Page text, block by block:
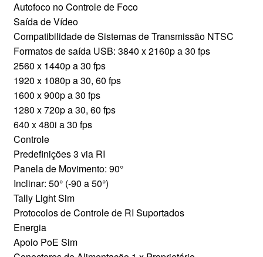
Autofoco no Controle de Foco
Saída de Vídeo
Compatibilidade de Sistemas de Transmissão NTSC
Formatos de saída USB: 3840 x 2160p a 30 fps
2560 x 1440p a 30 fps
1920 x 1080p a 30, 60 fps
1600 x 900p a 30 fps
1280 x 720p a 30, 60 fps
640 x 480i a 30 fps
Controle
Predefinições 3 via RI
Panela de Movimento: 90°
Inclinar: 50° (-90 a 50°)
Tally Light Sim
Protocolos de Controle de RI Suportados
Energia
Apoio PoE Sim